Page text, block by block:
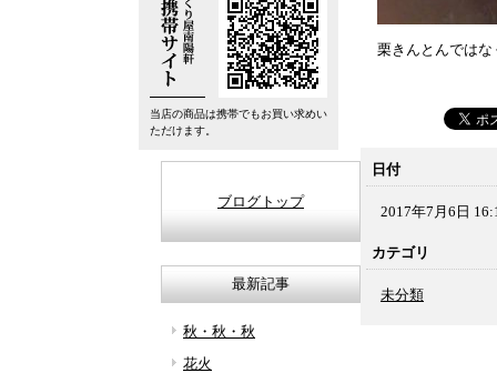
当店の商品は携帯でもお買い求めい
ただけます。
栗きんとんでは
日付
2017年7月6日
カテゴリ
未分類
ブログトップ
最新記事
秋・秋・秋
花火